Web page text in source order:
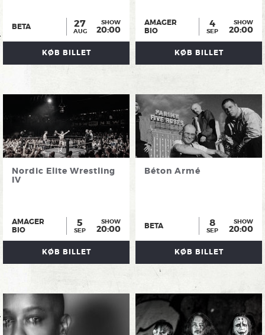
BETA 27
AUG
SHOW
20:00
KØB BILLET
AMAGER
BIO
4
SEP
SHOW
20:00
KØB BILLET
Nordic Elite Wrestling
IV
AMAGER
BIO
5
SEP
SHOW
20:00
KØB BILLET
Béton Armé
BETA 8
SEP
SHOW
20:00
KØB BILLET